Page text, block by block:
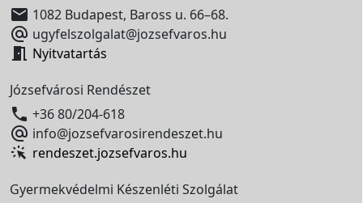
 1082 Budapest, Baross u. 66–68.
 ugyfelszolgalat@jozsefvaros.hu
 Nyitvatartás
Józsefvárosi Rendészet
 +36 80/204-618
 info@jozsefvarosirendeszet.hu
rendeszet.jozsefvaros.hu
Gyermekvédelmi Készenléti Szolgálat